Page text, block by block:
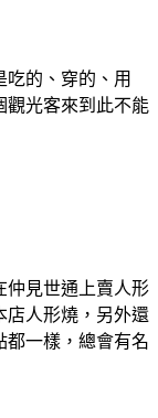
的、穿的、用
觀光客來到此不能
仲見世通上賣人形
店人形燒，另外還
都一樣，總會有名